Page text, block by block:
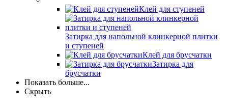
Клей для ступеней
Затирка для напольной клинкерной плитки
и ступеней
Клей для брусчатки
Затирка для
брусчатки
Показать больше...
Скрыть